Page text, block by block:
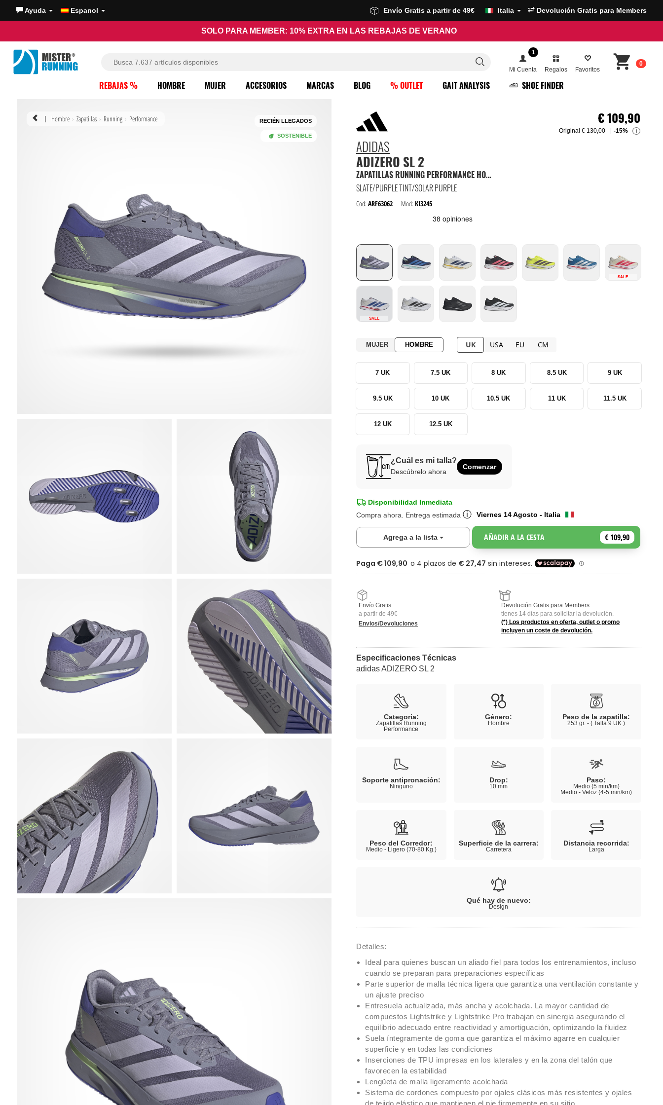
Ayuda Espanol Envío Gratis a partir de 49€ Italia Devolución Gratis para Members
SOLO PARA MEMBER: 10% EXTRA EN LAS REBAJAS DE VERANO
1
Mi Cuenta Regalos Favoritos
0
REBAJAS % HOMBRE MUJER ACCESORIOS MARCAS BLOG % OUTLET GAIT ANALYSIS SHOE FINDER
ADIDAS
ADIZERO SL 2
ZAPATILLAS RUNNING PERFORMANCE HOMBRE
SLATE/PURPLE TINT/SOLAR PURPLE
Cod: ARF63062 Mod: KI3245
€109,90
Original€ 130,00 -15% i
SALE
SALE
MUJER HOMBRE UK USA EU CM
7 UK 7.5 UK 8 UK 8.5 UK 9 UK
9.5 UK 10 UK 10.5 UK 11 UK 11.5 UK
12 UK 12.5 UK
¿Cuál es mi talla?
Descúbrelo ahora
Comenzar
Disponibilidad Inmediata
Compra ahora. Entrega estimada ⓘ Viernes 14 Agosto - Italia
Agrega a la lista Toggle DropdownAÑADIR A LA CESTA € 109,90
Paga € 109,90
Envío Gratis
a partir de 49€
Envios/Devoluciones
Devolución Gratis para Members
tienes 14 días para solicitar la devolución.
(*) Los productos en oferta, outlet o promo
incluyen un coste de devolución.
Especificaciones Técnicas
adidas ADIZERO SL 2
Categoria:
Zapatillas Running
Performance
Género:
Hombre
Peso de la zapatilla:
253 gr. - ( Talla 9 UK )
Soporte antipronación:
Ninguno
Drop:
10 mm
Paso:
Medio (5 min/km)
Medio - Veloz (4-5 min/km)
Peso del Corredor:
Medio - Ligero (70-80 Kg.)
Superficie de la carrera:
Carretera
Distancia recorrida:
Larga
Qué hay de nuevo:
Design
Detalles:
Ideal para quienes buscan un aliado fiel para todos los entrenamientos, incluso
cuando se preparan para preparaciones específicas
Parte superior de malla técnica ligera que garantiza una ventilación constante y
un ajuste preciso
Entresuela actualizada, más ancha y acolchada. La mayor cantidad de
compuestos Lightstrike y Lightstrike Pro trabajan en sinergia asegurando el
equilibrio adecuado entre reactividad y amortiguación, optimizando la fluidez
Suela íntegramente de goma que garantiza el máximo agarre en cualquier
superficie y en todas las condiciones
Inserciones de TPU impresas en los laterales y en la zona del talón que
favorecen la estabilidad
Lengüeta de malla ligeramente acolchada
Sistema de cordones compuesto por ojales clásicos más resistentes y ojales
de tejido elástico que mantienen el pie firmemente en su sitio
RECIÉN LLEGADOS
SOSTENIBLE
| Hombre Zapatillas Running Performance